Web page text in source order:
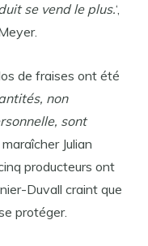
se vend le plus.‘,
de fraises ont été
non
sont
Julian
producteurs ont
Duvall craint que
protéger.